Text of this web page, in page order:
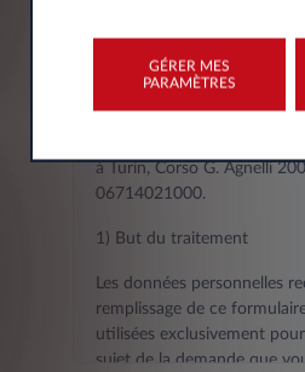
Le titulaire du traitement
personnelles est Leasys
à Turin, Corso G. Agnelli
06714021000.
1) But du traitement
Les données personnelles
remplissage de ce
utilisées exclusivement
sujet de la demande que
GÉRER MES
PARAMÈTRES